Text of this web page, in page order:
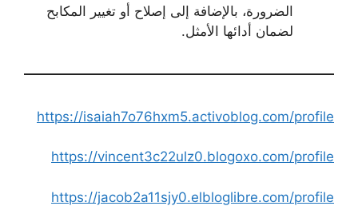
الضرورة، بالإضافة إلى إصلاح أو تغيير المكابح
لضمان أدائها الأمثل.
https://isaiah7o76hxm5.activoblog.com/profile
https://vincent3c22ulz0.blogoxo.com/profile
https://jacob2a11sjy0.elbloglibre.com/profile